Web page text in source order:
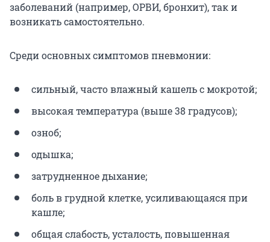
заболеваний (например, ОРВИ, бронхит), так и
возникать самостоятельно.
Среди основных симптомов пневмонии:
сильный, часто влажный кашель с мокротой;
высокая температура (выше 38 градусов);
озноб;
одышка;
затрудненное дыхание;
боль в грудной клетке, усиливающаяся при
кашле;
общая слабость, усталость, повышенная